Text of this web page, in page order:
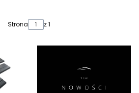
Strona z 1